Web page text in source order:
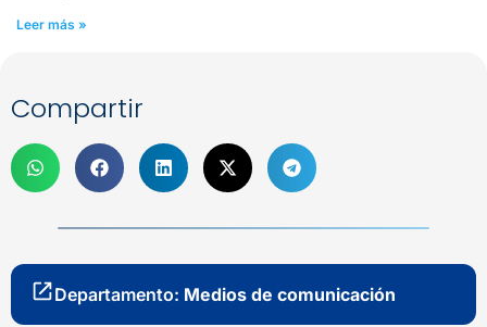
Leer más »
Compartir
Departamento: Medios de comunicación